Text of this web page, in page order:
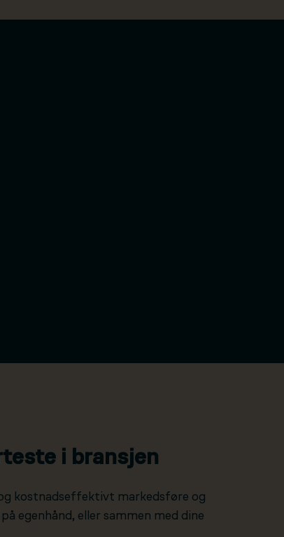
i bransjen
kostnadseffektivt markedsføre og
egenhånd, eller sammen med dine